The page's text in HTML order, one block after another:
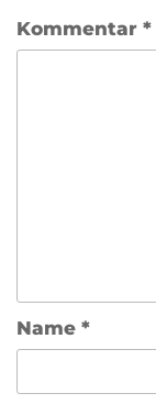
Kommentar *
Name *